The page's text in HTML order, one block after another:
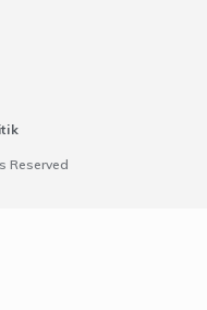
Reserved